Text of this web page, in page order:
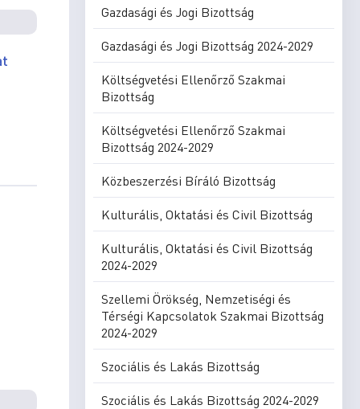
Gazdasági és Jogi Bizottság
Gazdasági és Jogi Bizottság 2024-2029
Költségvetési Ellenőrző Szakmai
Bizottság
Költségvetési Ellenőrző Szakmai
Bizottság 2024-2029
Közbeszerzési Bíráló Bizottság
Kulturális, Oktatási és Civil Bizottság
Kulturális, Oktatási és Civil Bizottság
2024-2029
Szellemi Örökség, Nemzetiségi és
Térségi Kapcsolatok Szakmai Bizottság
2024-2029
Szociális és Lakás Bizottság
Szociális és Lakás Bizottság 2024-2029